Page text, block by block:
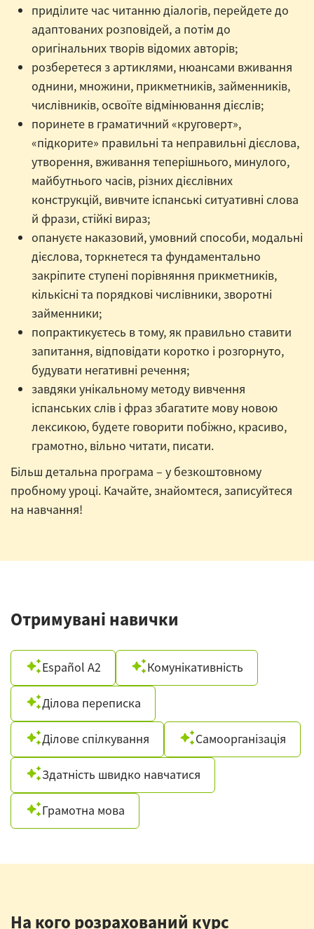
приділите час читанню діалогів, перейдете до
адаптованих розповідей, а потім до
оригінальних творів відомих авторів;
розберетеся з артиклями, нюансами вживання
однини, множини, прикметників, займенників,
числівників, освоїте відмінювання дієслів;
поринете в граматичний «круговерт»,
«підкорите» правильні та неправильні дієслова,
утворення, вживання теперішнього, минулого,
майбутнього часів, різних дієслівних
конструкцій, вивчите іспанські ситуативні слова
й фрази, стійкі вираз;
опануєте наказовий, умовний способи, модальні
дієслова, торкнетеся та фундаментально
закріпите ступені порівняння прикметників,
кількісні та порядкові числівники, зворотні
займенники;
попрактикуєтесь в тому, як правильно ставити
запитання, відповідати коротко і розгорнуто,
будувати негативні речення;
завдяки унікальному методу вивчення
іспанських слів і фраз збагатите мову новою
лексикою, будете говорити побіжно, красиво,
грамотно, вільно читати, писати.
Більш детальна програма – у безкоштовному
пробному уроці. Качайте, знайомтеся, записуйтеся
на навчання!
Отримувані навички
Español A2 Комунікативність
Ділова переписка
Ділове спілкування Самоорганізація
Здатність швидко навчатися
Грамотна мова
На кого розрахований курс